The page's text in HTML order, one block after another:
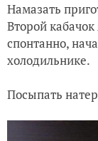
Намазать
Второй
спонтанно,
холодильнике.
Посыпать